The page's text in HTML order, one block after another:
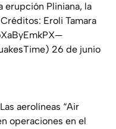
erupción Pliniana, la
Eroli Tamara
26 de junio
aerolíneas “Air
operaciones en el